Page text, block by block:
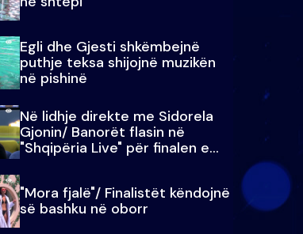
Egli dhe Gjesti shkëmbejnë
puthje teksa shijojnë muzikën
në pishinë
Në lidhje direkte me Sidorela
Gjonin/ Banorët flasin në
"Shqipëria Live" për finalen e
madhe
"Mora fjalë"/ Finalistët këndojnë
së bashku në oborr